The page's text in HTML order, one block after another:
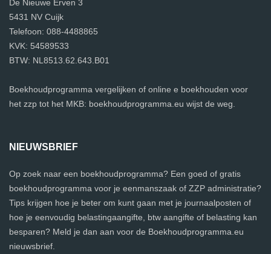
De Nieuwe Erven 3
5431 NV Cuijk
Telefoon: 088-4488865
KVK: 54589533
BTW: NL8513.62.643.B01
Boekhoudprogramma vergelijken of online e boekhouden voor
het zzp tot het MKB: boekhoudprogramma.eu wijst de weg.
NIEUWSBRIEF
Op zoek naar een boekhoudprogramma? Een goed of gratis
boekhoudprogramma voor je eenmanszaak of ZZP administratie?
Tips krijgen hoe je beter om kunt gaan met je journaalposten of
hoe je eenvoudig belastingaangifte, btw aangifte of belasting kan
besparen? Meld je dan aan voor de Boekhoudprogramma.eu
nieuwsbrief.